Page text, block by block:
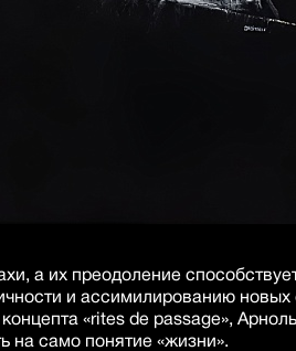
а их преодоление
и ассимилированию
«rites de passage»,
на само понятие «жизни».